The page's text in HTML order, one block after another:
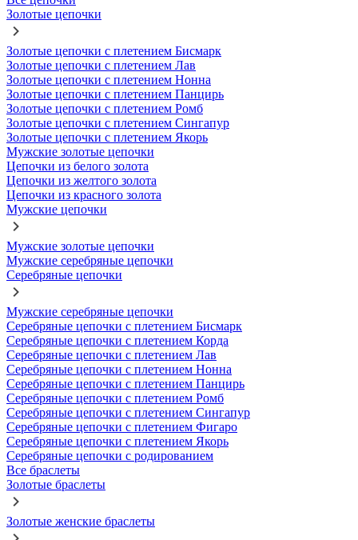
Золотые цепочки
Золотые цепочки с плетением Бисмарк
Золотые цепочки с плетением Лав
Золотые цепочки с плетением Нонна
Золотые цепочки с плетением Панцирь
Золотые цепочки с плетением Ромб
Золотые цепочки с плетением Сингапур
Золотые цепочки с плетением Якорь
Мужские золотые цепочки
Цепочки из белого золота
Цепочки из желтого золота
Цепочки из красного золота
Мужские цепочки
Мужские золотые цепочки
Мужские серебряные цепочки
Серебряные цепочки
Мужские серебряные цепочки
Серебряные цепочки с плетением Бисмарк
Серебряные цепочки с плетением Корда
Серебряные цепочки с плетением Лав
Серебряные цепочки с плетением Нонна
Серебряные цепочки с плетением Панцирь
Серебряные цепочки с плетением Ромб
Серебряные цепочки с плетением Сингапур
Серебряные цепочки с плетением Фигаро
Серебряные цепочки с плетением Якорь
Серебряные цепочки с родированием
Все браслеты
Золотые браслеты
Золотые женские браслеты